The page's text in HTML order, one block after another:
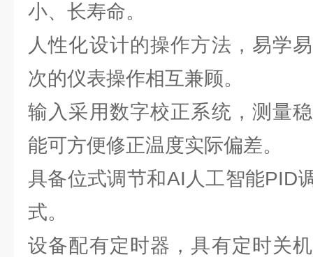
小、长寿命。
人性化设计的操作方法，易学
次的仪表操作相互兼顾。
输入采用数字校正系统，测量
能可方便修正温度实际偏差。
具备位式调节和AI人工智能PID
式。
设备配有定时器，具有定时关